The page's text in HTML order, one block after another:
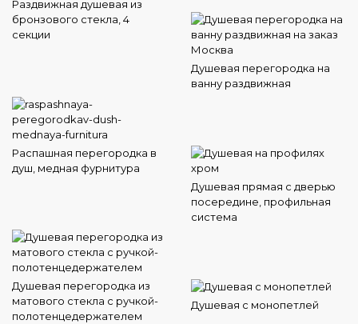
Раздвижная душевая из
бронзового стекла, 4
секции
Душевая перегородка на
ванну раздвижная
Распашная перегородка в
душ, медная фурнитура
Душевая прямая с дверью
посередине, профильная
система
Душевая перегородка из
матового стекла с ручкой-
полотенцедержателем
Душевая с монопетлей